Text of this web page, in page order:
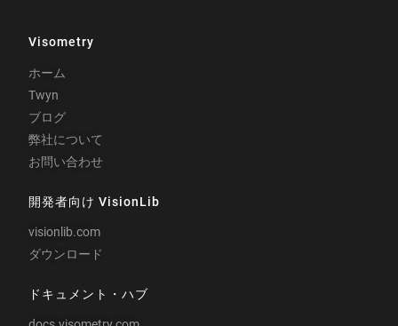
Visometry
ホーム
Twyn
ブログ
弊社について
お問い合わせ
開発者向け VisionLib
visionlib.com
ダウンロード
ドキュメント・ハブ